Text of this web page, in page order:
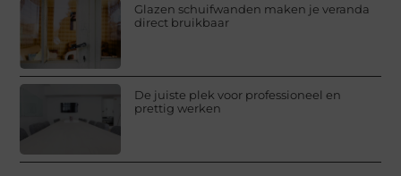
Glazen schuifwanden maken je veranda
direct bruikbaar
De juiste plek voor professioneel en
prettig werken